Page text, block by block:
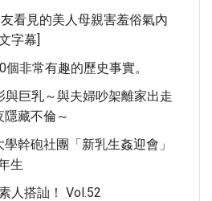
看見的美人母親害羞俗氣內
字幕]
非常有趣的歷史事實。
與巨乳～與夫婦吵架離家出走
藏不倫～
幹砲社團「新乳生姦迎會」
生
人搭訕！ Vol.52